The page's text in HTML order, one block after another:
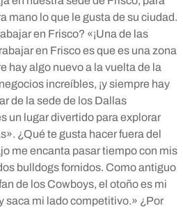
mano lo que le gusta de su ciudad.
en Frisco? «¡Una de las
en Frisco es que es una zona
hay algo nuevo a la vuelta de la
increíbles, ¡y siempre hay
de la sede de los Dallas
un lugar divertido para explorar
¿Qué te gusta hacer fuera del
me encanta pasar tiempo con mis
bulldogs fornidos. Como antiguo
de los Cowboys, el otoño es mi
saca mi lado competitivo.» ¿Por